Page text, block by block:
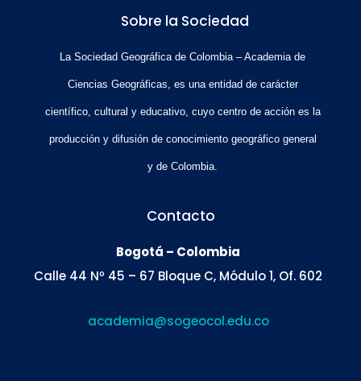
Sobre la Sociedad
La Sociedad Geográfica de Colombia – Academia de
Ciencias Geográficas, es una entidad de carácter
científico, cultural y educativo, cuyo centro de acción es la
producción y difusión de conocimiento geográfico general
y de Colombia.
Contacto
Bogotá – Colombia
Calle 44 Nº 45 – 67 Bloque C, Módulo 1, Of. 602
academia@sogeocol.edu.co